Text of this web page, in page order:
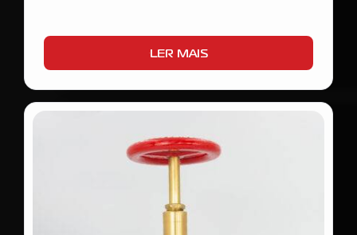
LER MAIS